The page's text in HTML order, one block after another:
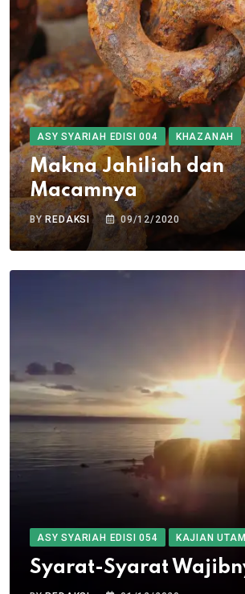
ASY SYARIAH EDISI 004 KHAZANAH
Makna Jahiliah dan
Macamnya
BYREDAKSI 09/12/2020
ASY SYARIAH EDISI 054 KAJIAN
Syarat-Syarat